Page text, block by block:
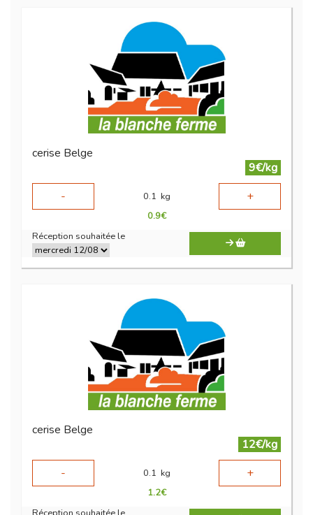
cerise Belge
9€/kg
-
0.1 kg +
0.9€
Réception souhaitée le
cerise Belge
12€/kg
-
0.1 kg +
1.2€